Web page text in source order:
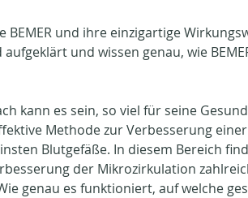
und ihre einzigartige
und wissen genau, wie
kann es sein, so viel für seine
Methode zur Verbesserung
Blutgefäße. In diesem Bereich
der Mikrozirkulation
genau es funktioniert, auf welche